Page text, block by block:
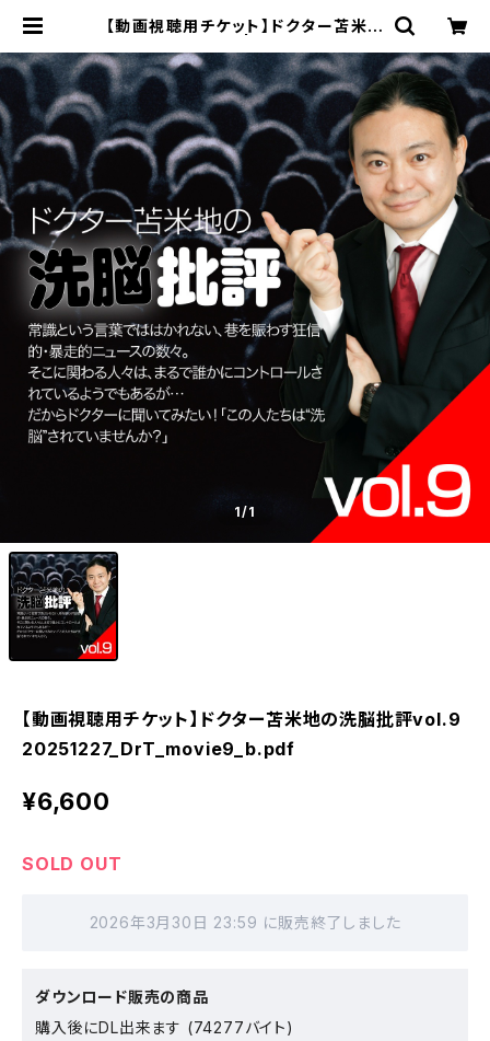
【動画視聴用チケット】ドクター苫米地
M SHOP
1/1
【動画視聴用チケット】ドクター苫米地の洗脳批評vol.9
20251227_DrT_movie9_b.pdf
¥6,600
SOLD OUT
2026年3月30日 23:59 に販売終了しました
ダウンロード販売の商品
購入後にDL出来ます (74277バイト)